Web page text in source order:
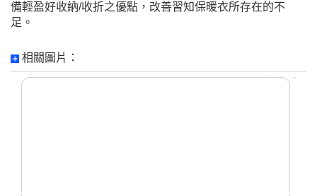
備輕盈好收納/收折之優點，改善習知保暖衣所存在的不
足。
相關圖片：